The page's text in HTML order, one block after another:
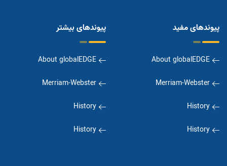
پیوندهای مفید
About globalEDGE
Merriam-Webster
History
History
پیوندهای بیشتر
About globalEDGE
Merriam-Webster
History
History